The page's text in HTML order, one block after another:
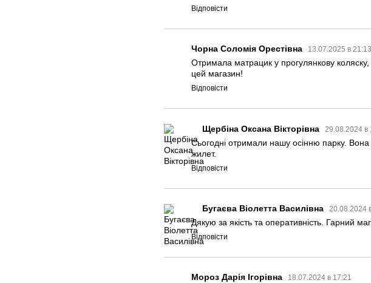
Відповісти
Чорна Соломія Орестівна 13.07.2025 в 21:13
Отримала матрацик у прогулянкову
цей магазин!
Відповісти
Щербіна Оксана Вікторівна 29.08.2024 в
Сьогодні отримали нашу осінню парку.
жилет.
Відповісти
Бугаєва Віолетта Василівна 20.08.2024
Дякую за якість та оперативність. Гарний
Відповісти
Мороз Дарія Ігорівна 18.07.2024 в 17:21